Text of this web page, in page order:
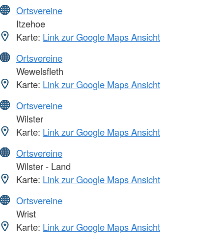
Ortsvereine
Itzehoe
Karte: Link zur Google Maps Ansicht
Ortsvereine
Wewelsfleth
Karte: Link zur Google Maps Ansicht
Ortsvereine
Wilster
Karte: Link zur Google Maps Ansicht
Ortsvereine
Wilster - Land
Karte: Link zur Google Maps Ansicht
Ortsvereine
Wrist
Karte: Link zur Google Maps Ansicht